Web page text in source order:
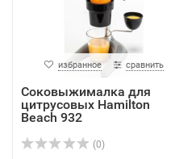
избранное сравнить
Соковыжималка для
цитрусовых Hamilton
Beach 932
(0)